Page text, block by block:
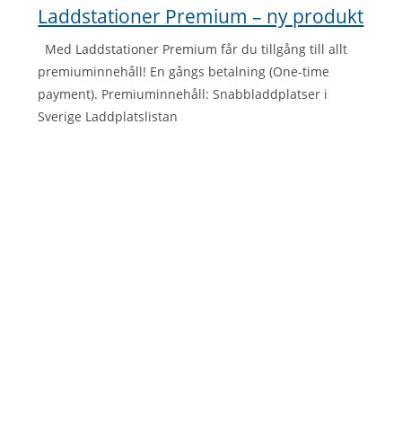
Laddstationer Premium – ny produkt
Med Laddstationer Premium får du tillgång till allt
premiuminnehåll! En gångs betalning (One-time
payment). Premiuminnehåll: Snabbladdplatser i
Sverige Laddplatslistan